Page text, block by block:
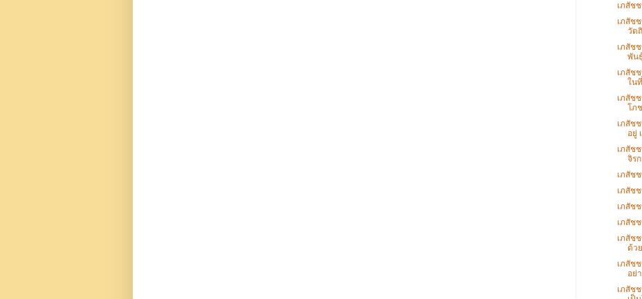
เภสัช
เภสัช
วัต
เภสัช
พัน
เภสัช
ใน
เภสัช
โภ
เภสัช
อยู่
เภสัช
จิร
เภสัช
เภสัช
เภสัช
เภสัช
เภสัช
ด้ว
เภสัช
อย่
เภสัช